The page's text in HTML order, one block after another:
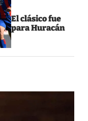
El clásico fue
para Huracán